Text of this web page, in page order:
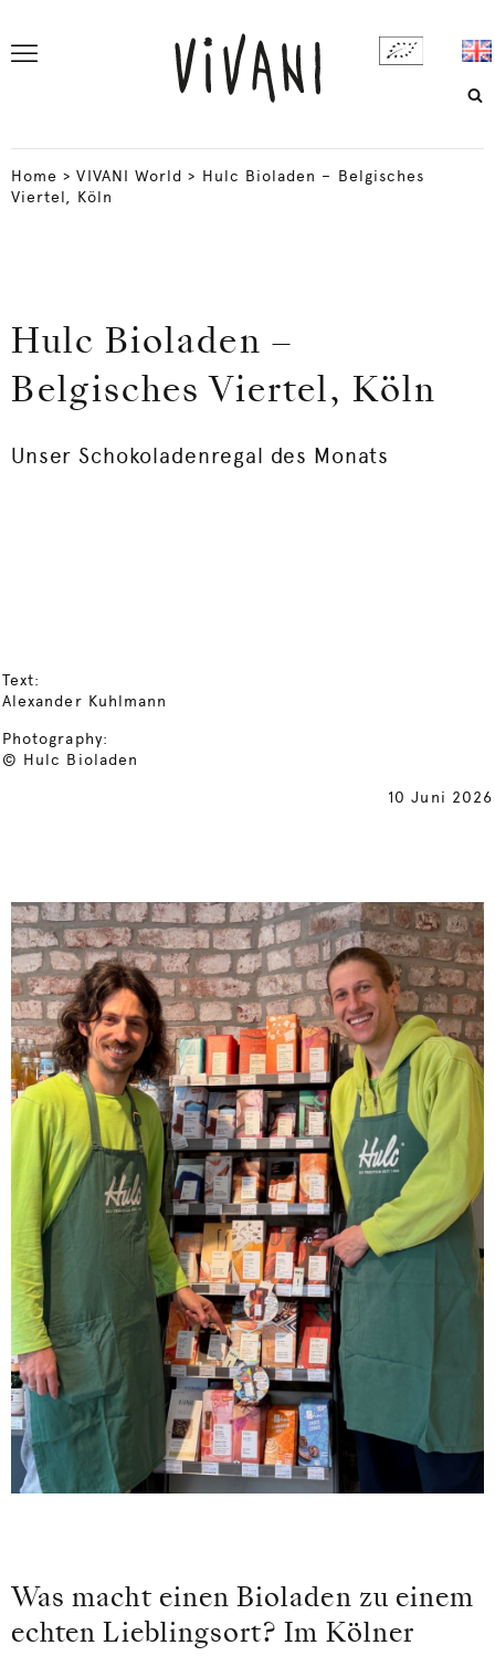
Home >VIVANI World > Hulc Bioladen – Belgisches
Viertel, Köln
Hulc Bioladen –
Belgisches Viertel, Köln
Unser Schokoladenregal des Monats
Text:
Alexander Kuhlmann
Photography:
© Hulc Bioladen
10 Juni 2026
Was macht einen Bioladen zu einem
echten Lieblingsort? Im Kölner